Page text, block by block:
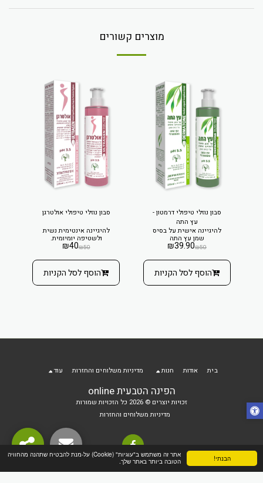
הבנתי!
אתר זה משתמש ב"עוגיות" (Cookie) על-מנת להבטיח שתהנה מהחוויה
הטובה ביותר באתר שלך.
מוצרים קשורים
סבון נוזלי טיפולי דרמטון -
עץ התה
להיגיינה אישית על בסיס
שמן עץ התה
₪50
₪39.90
הוסף לסל הקניות
סבון נוזלי טיפולי אולטרגן
להיגיינה אינטימית נשית
ולשטיפה יומיומית.
₪50
₪40
הוסף לסל הקניות
הפינה הטבעית online
זכויות יוצרים © 2026 כל הזכויות שמורות
מדיניות משלוחים והחזרות
בית אודות חנות מדיניות משלוחים והחזרות עוד